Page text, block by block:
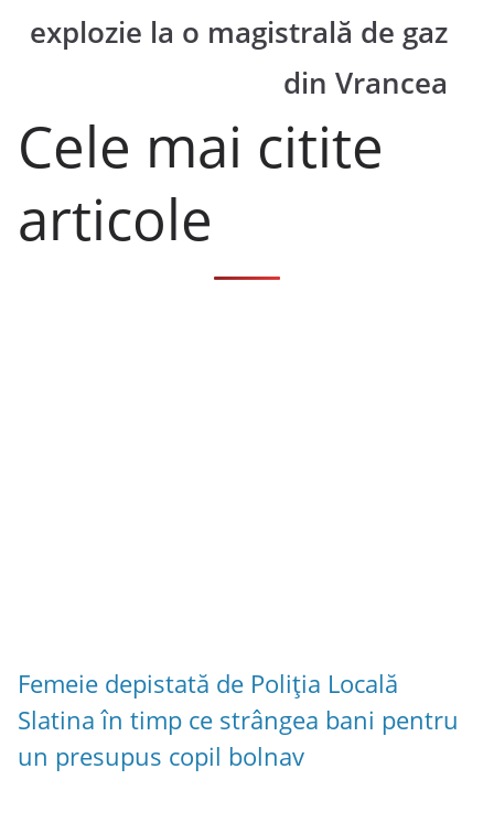
explozie la o magistrală de gaz
din Vrancea
Cele mai citite
articole
Femeie depistată de Poliția Locală
Slatina în timp ce strângea bani pentru
un presupus copil bolnav